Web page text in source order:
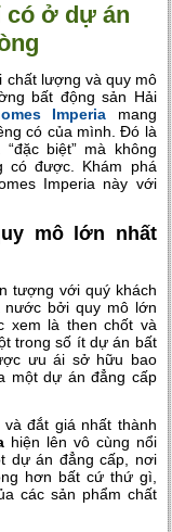
có ở dự án
chất lượng và quy mô
bất động sản Hải
Imperia mang
có của mình. Đó là
biệt” mà không
có được. Khám phá
Imperia này với
mô lớn nhất
tượng với quý khách
nước bởi quy mô lớn
xem là then chốt và
trong số ít dự án bất
ưu ái sở hữu bao
một dự án đẳng cấp
đắt giá nhất thành
hiện lên vô cùng nổi
dự án đẳng cấp, nơi
hơn bất cứ thứ gì,
các sản phẩm chất